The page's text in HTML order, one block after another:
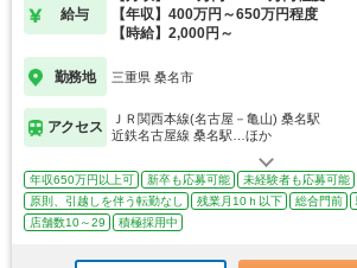
給与
【年収】400万円～650万円程度
【時給】2,000円～
勤務地 三重県 桑名市
アクセス
ＪＲ関西本線(名古屋－亀山) 桑名駅
近鉄名古屋線 桑名駅…ほか
年収650万円以上可 新卒も応募可能
未経験者も応募可能
原則、引越しを伴う転勤なし
残業月10ｈ以下 総合門前
店舗数10～29
積極採用中